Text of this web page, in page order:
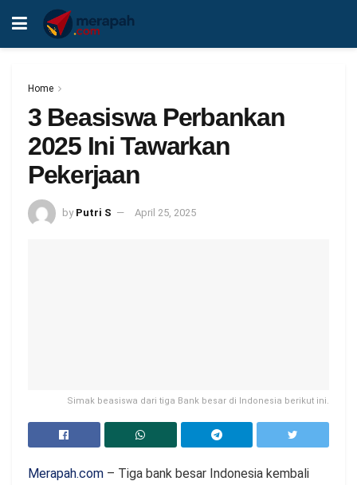
Home
3 Beasiswa Perbankan
2025 Ini Tawarkan
Pekerjaan
by Putri S April 25, 2025
Simak beasiswa dari tiga Bank besar di Indonesia berikut ini.
Merapah.com – Tiga bank besar Indonesia kembali